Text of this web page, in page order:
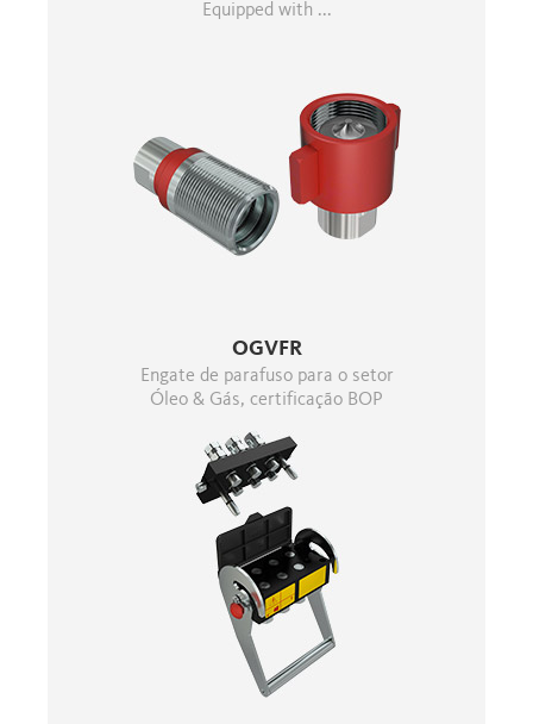
Equipped with ...
OGVFR
Engate de parafuso para o setor
Óleo & Gás, certificação BOP